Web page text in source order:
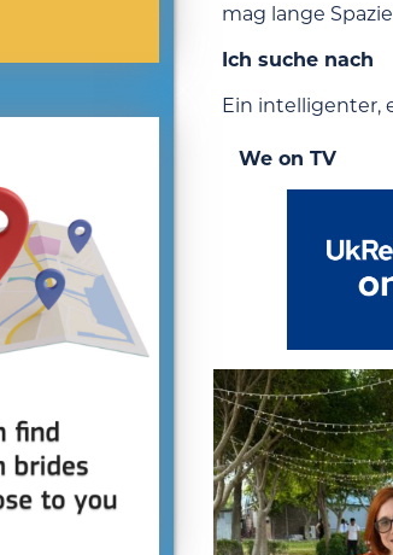
mag lange
Ich suche nach
Ein intelligenter,
We on TV